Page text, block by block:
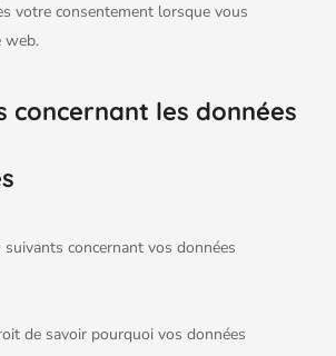
votre consentement lorsque vous
web.
concernant les données
concernant vos données
de savoir pourquoi vos données